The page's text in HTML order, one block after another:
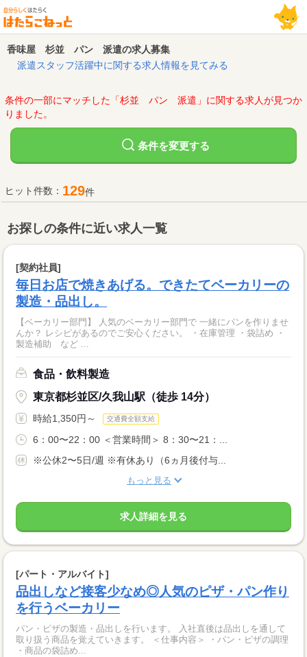
香味屋 杉並 パン 派遣の求人募集
派遣スタッフ活躍中に関する求人情報を見てみる
条件の一部にマッチした「杉並 パン 派遣」に関する求人が見つか
りました。
条件を変更する
ヒット件数： 129件
お探しの条件に近い求人一覧
[契約社員]
毎日お店で焼きあげる。できたてベーカリーの
製造・品出し。
【ベーカリー部門】 人気のベーカリー部門で 一緒にパンを作りませ
んか？ レシピがあるのでご安心ください。 ・在庫管理 ・袋詰め ・
製造補助 など ...
食品・飲料製造
東京都杉並区/久我山駅（徒歩 14分）
時給1,350円～ 交通費全額支給
6：00〜22：00 ＜営業時間＞ 8：30〜21：...
※公休2〜5日/週 ※有休あり（6ヵ月後付与...
もっと見る
求人詳細を見る
[パート・アルバイト]
品出しなど接客少なめ◎人気のピザ・パン作り
を行うベーカリー
パン・ピザの製造・品出しを行います。 入社直後は品出しを通して
取り扱う商品を覚えていきます。 ＜仕事内容＞ ・パン・ピザの調理
・商品の袋詰め...